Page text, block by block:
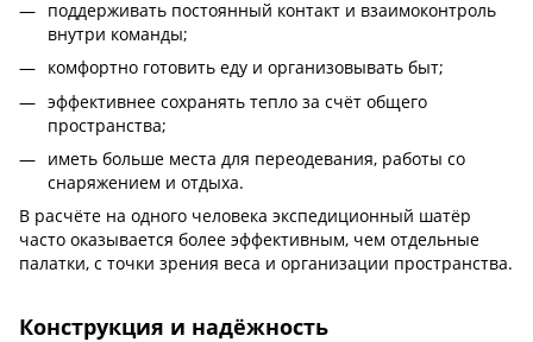
поддерживать постоянный контакт и взаимоконтроль
внутри команды;
комфортно готовить еду и организовывать быт;
эффективнее сохранять тепло за счёт общего
пространства;
иметь больше места для переодевания, работы со
снаряжением и отдыха.
В расчёте на одного человека экспедиционный шатёр
часто оказывается более эффективным, чем отдельные
палатки, с точки зрения веса и организации пространства.
Конструкция и надёжность